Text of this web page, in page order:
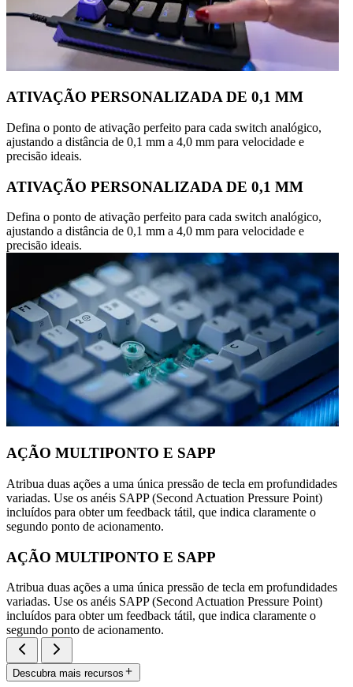
ATIVAÇÃO PERSONALIZADA DE 0,1 MM
Defina o ponto de ativação perfeito para cada switch analógico,
ajustando a distância de 0,1 mm a 4,0 mm para velocidade e
precisão ideais.
ATIVAÇÃO PERSONALIZADA DE 0,1 MM
Defina o ponto de ativação perfeito para cada switch analógico,
ajustando a distância de 0,1 mm a 4,0 mm para velocidade e
precisão ideais.
AÇÃO MULTIPONTO E SAPP
Atribua duas ações a uma única pressão de tecla em profundidades
variadas. Use os anéis SAPP (Second Actuation Pressure Point)
incluídos para obter um feedback tátil, que indica claramente o
segundo ponto de acionamento.
AÇÃO MULTIPONTO E SAPP
Atribua duas ações a uma única pressão de tecla em profundidades
variadas. Use os anéis SAPP (Second Actuation Pressure Point)
incluídos para obter um feedback tátil, que indica claramente o
segundo ponto de acionamento.
Descubra mais recursos